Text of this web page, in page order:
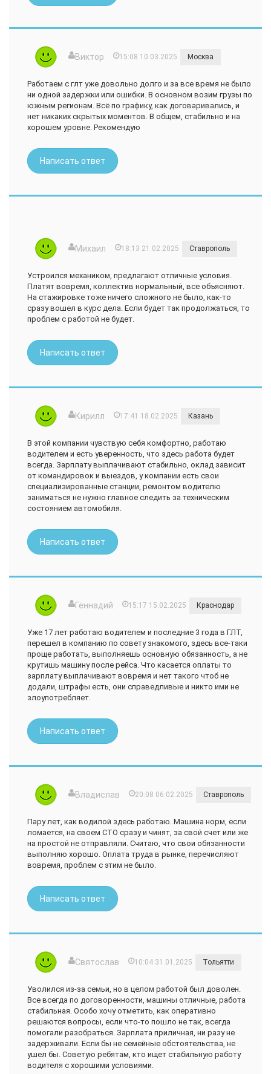
Виктор 15:08 10.03.2025 Москва
Работаем с глт уже довольно долго и за все время не было
ни одной задержки или ошибки. В основном возим грузы по
южным регионам. Всё по графику, как договаривались, и
нет никаких скрытых моментов. В общем, стабильно и на
хорошем уровне. Рекомендую
Написать ответ
Михаил 18:13 21.02.2025 Ставрополь
Устроился механиком, предлагают отличные условия.
Платят вовремя, коллектив нормальный, все объясняют.
На стажировке тоже ничего сложного не было, как-то
сразу вошел в курс дела. Если будет так продолжаться, то
проблем с работой не будет.
Написать ответ
Кирилл 17:41 18.02.2025 Казань
В этой компании чувствую себя комфортно, работаю
водителем и есть уверенность, что здесь работа будет
всегда. Зарплату выплачивают стабильно, оклад зависит
от командировок и выездов, у компании есть свои
специализированные станции, ремонтом водителю
заниматься не нужно главное следить за техническим
состоянием автомобиля.
Написать ответ
Геннадий 15:17 15.02.2025 Краснодар
Уже 17 лет работаю водителем и последние 3 года в ГЛТ,
перешел в компанию по совету знакомого, здесь все-таки
проще работать, выполняешь основную обязанность, а не
крутишь машину после рейса. Что касается оплаты то
зарплату выплачивают вовремя и нет такого чтоб не
додали, штрафы есть, они справедливые и никто ими не
злоупотребляет.
Написать ответ
Владислав 20:08 06.02.2025 Ставрополь
Пару лет, как водилой здесь работаю. Машина норм, если
ломается, на своем СТО сразу и чинят, за свой счет или же
на простой не отправляли. Считаю, что свои обязанности
выполняю хорошо. Оплата труда в рынке, перечисляют
вовремя, проблем с этим не было.
Написать ответ
Святослав 10:04 31.01.2025 Тольятти
Уволился из-за семьи, но в целом работой был доволен.
Все всегда по договоренности, машины отличные, работа
стабильная. Особо хочу отметить, как оперативно
решаются вопросы, если что-то пошло не так, всегда
помогали разобраться. Зарплата приличная, ни разу не
задерживали. Если бы не семейные обстоятельства, не
ушел бы. Советую ребятам, кто ищет стабильную работу
водителя с хорошими условиями.